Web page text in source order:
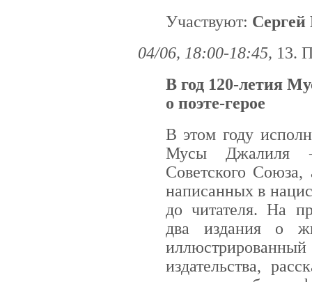
Участвуют:
04/06, 18:00-18:45, 13.
В год 120-летия
о поэте-герое
В этом году
Мусы Джалиля
Советского Союза,
написанных в
до читателя. На
два издания о
издательства,